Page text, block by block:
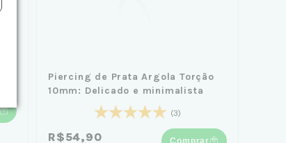
Piercing de Prata Argola Torção
10mm: Delicado e minimalista
(3)
R$54,90 Comprar